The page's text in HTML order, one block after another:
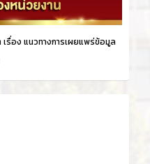
รื่อง แนวทางการเผยแพร่ข้อมูล